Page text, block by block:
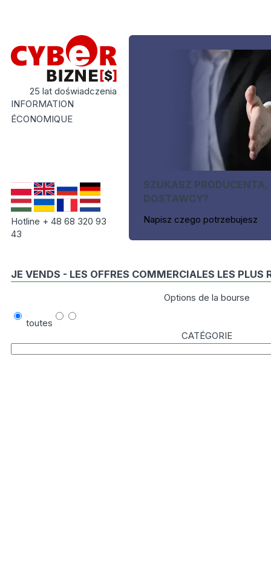
25 lat doświadczenia
INFORMATION
ÉCONOMIQUE
Hotline + 48 68 320 93
43
SZUKASZ PRODUCENTA,
DOSTAWCY?
Napisz czego potrzebujesz
JE VENDS - LES OFFRES COMMERCIALES LES PLUS
Options de la bourse
toutes
CATÉGORIE